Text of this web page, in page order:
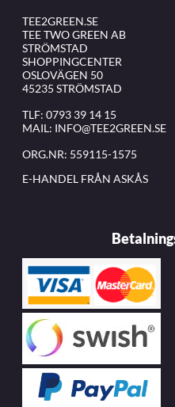
TEE2GREEN.SE
TEE TWO GREEN AB
STRÖMSTAD
SHOPPINGCENTER
OSLOVÄGEN 50
45235 STRÖMSTAD
TLF: 0793 39 14 15
MAIL: INFO@TEE2GREEN.SE
ORG.NR: 559115-1575
E-HANDEL FRÅN ASKÅS